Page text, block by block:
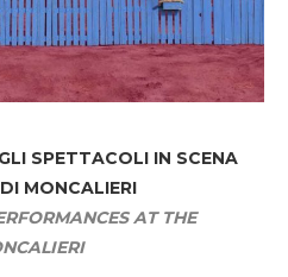
SPETTACOLI IN SCENA
MONCALIERI
AT THE